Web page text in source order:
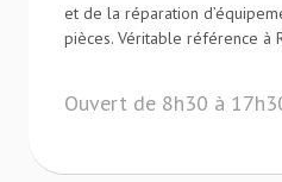
et de la réparation
pièces. Véritable référence à
Ouvert de 8h30 à